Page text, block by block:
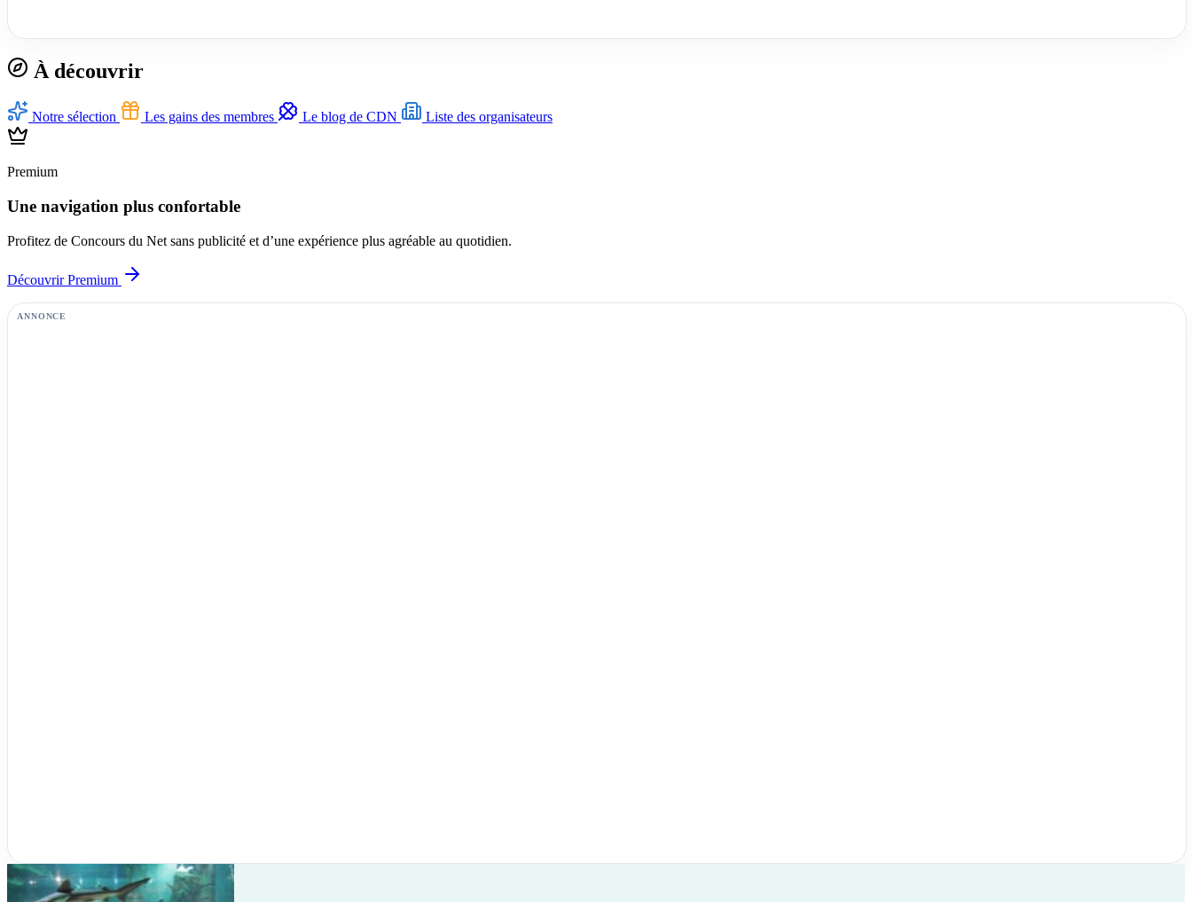
À découvrir
Notre sélection Les gains des membres Le blog de CDN Liste des organisateurs
Premium
Une navigation plus confortable
Profitez de Concours du Net sans publicité et d’une expérience plus agréable au quotidien.
Découvrir Premium
ANNONCE